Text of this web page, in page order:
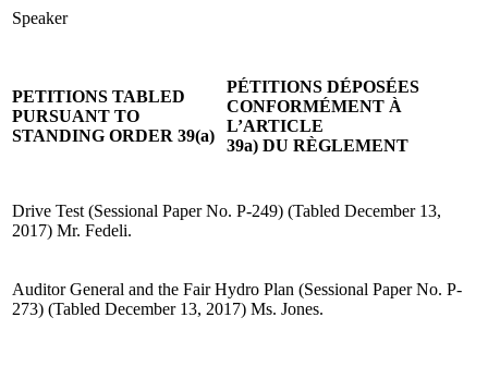
Speaker
PETITIONS TABLED
PURSUANT TO
STANDING ORDER 39(a)
PÉTITIONS DÉPOSÉES
CONFORMÉMENT À
L’ARTICLE
39a) DU RÈGLEMENT
Drive Test (Sessional Paper No. P-249) (Tabled December 13,
2017) Mr. Fedeli.
Auditor General and the Fair Hydro Plan (Sessional Paper No. P-
273) (Tabled December 13, 2017) Ms. Jones.